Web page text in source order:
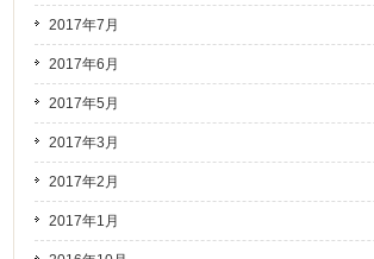
2017年7月
2017年6月
2017年5月
2017年3月
2017年2月
2017年1月